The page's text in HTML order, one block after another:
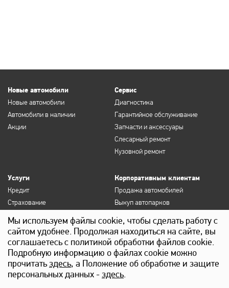
Новые автомобили
Новые автомобили
Автомобили в наличии
Акции
Сервис
Диагностика
Гарантийное обслуживание
Запчасти и аксессуары
Слесарный ремонт
Кузовной ремонт
Услуги
Кредит
Страхование
Продление полисов ОСАГО и
КАСКО
Выкуп
Детейлинг
Корпоративным клиентам
Продажа автомобилей
Выкуп автопарков
Сервисное обслуживание
Лизинг
Мы используем файлы cookie, чтобы сделать работу с
сайтом удобнее. Продолжая находиться на сайте, вы
соглашаетесь с политикой обработки файлов cookie.
Подробную информацию о файлах cookie можно
прочитатьздесь, а Положение об обработке и защите
персональных данных - здесь.